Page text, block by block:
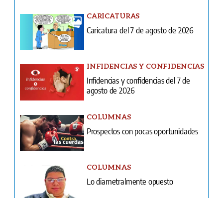
CARICATURAS
Caricatura del 7 de agosto de 2026
INFIDENCIAS Y CONFIDENCIAS
Infidencias y confidencias del 7 de
agosto de 2026
COLUMNAS
Prospectos con pocas oportunidades
COLUMNAS
Lo diametralmente opuesto